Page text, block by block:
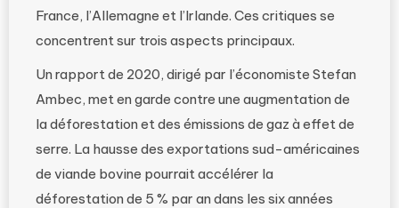
France, l’Allemagne et l’Irlande. Ces critiques se
concentrent sur trois aspects principaux.
Un rapport de 2020, dirigé par l’économiste Stefan
Ambec, met en garde contre une augmentation de
la déforestation et des émissions de gaz à effet de
serre. La hausse des exportations sud-américaines
de viande bovine pourrait accélérer la
déforestation de 5 % par an dans les six années